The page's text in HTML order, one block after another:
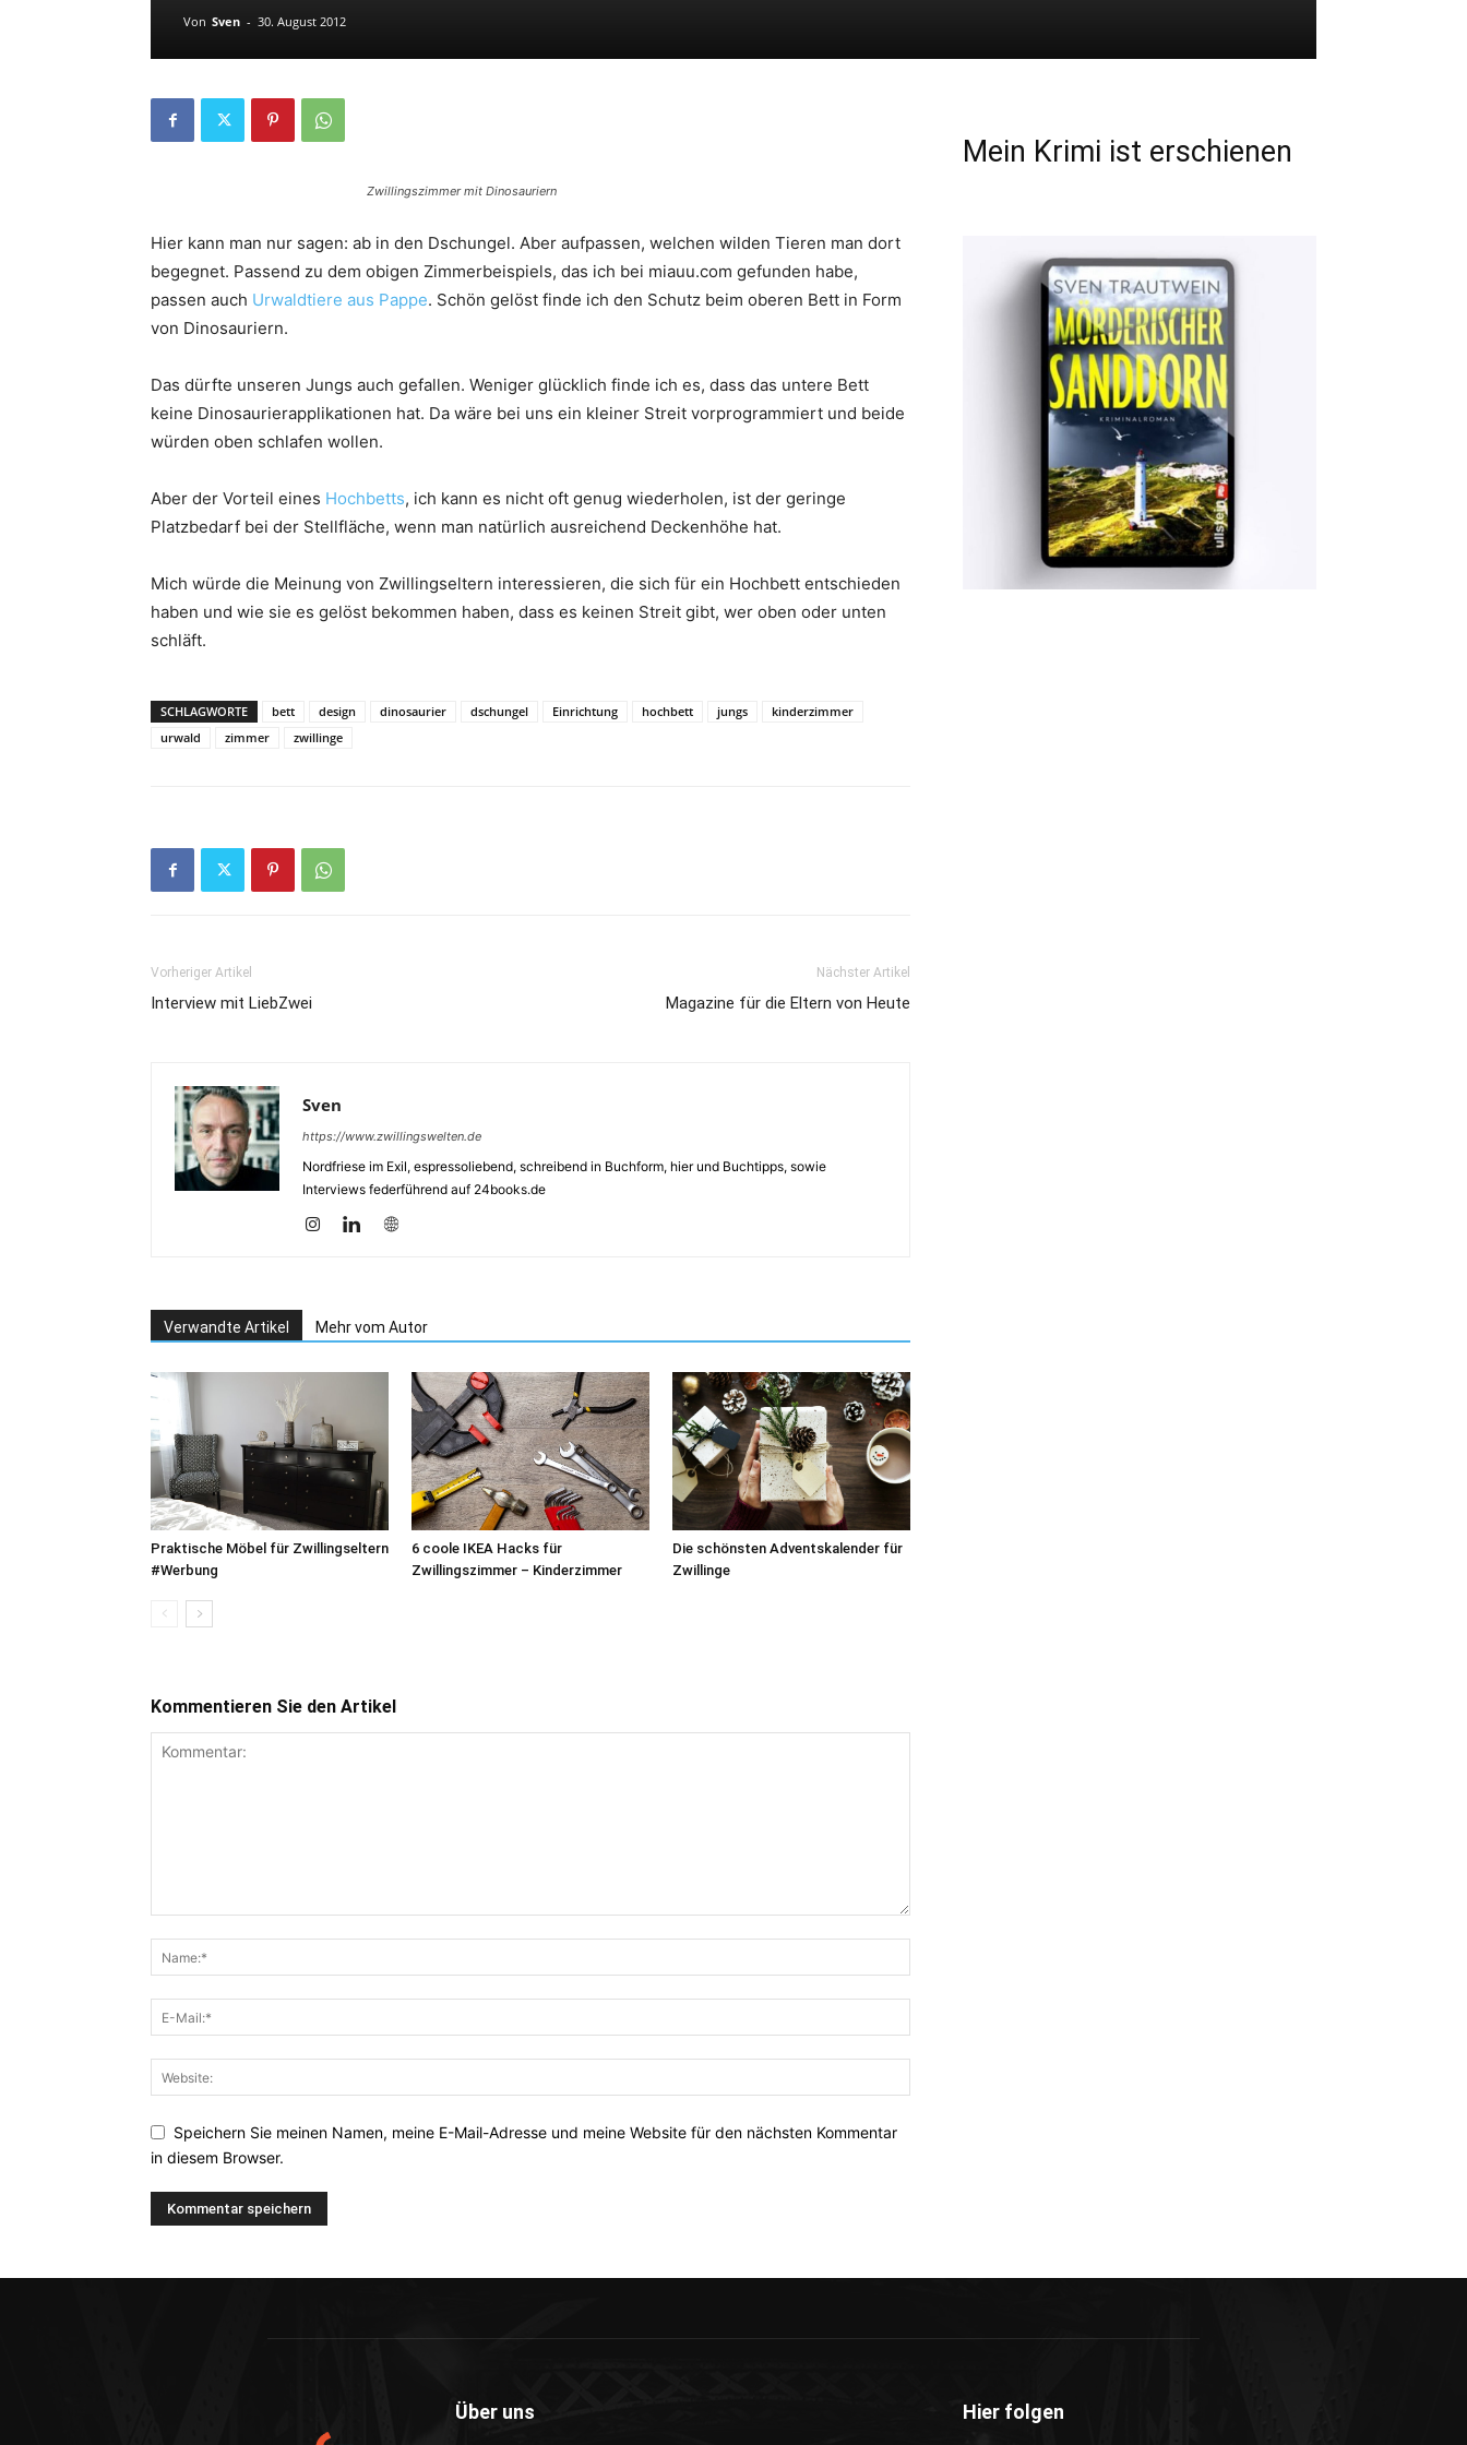
Von Sven - 30. August 2012
Zwillingszimmer mit Dinosauriern
Hier kann man nur sagen: ab in den Dschungel. Aber aufpassen, welchen wilden Tieren man dort
begegnet. Passend zu dem obigen Zimmerbeispiels, das ich bei miauu.com gefunden habe,
passen auch Urwaldtiere aus Pappe. Schön gelöst finde ich den Schutz beim oberen Bett in Form
von Dinosauriern.
Das dürfte unseren Jungs auch gefallen. Weniger glücklich finde ich es, dass das untere Bett
keine Dinosaurierapplikationen hat. Da wäre bei uns ein kleiner Streit vorprogrammiert und beide
würden oben schlafen wollen.
Aber der Vorteil eines Hochbetts, ich kann es nicht oft genug wiederholen, ist der geringe
Platzbedarf bei der Stellfläche, wenn man natürlich ausreichend Deckenhöhe hat.
Mich würde die Meinung von Zwillingseltern interessieren, die sich für ein Hochbett entschieden
haben und wie sie es gelöst bekommen haben, dass es keinen Streit gibt, wer oben oder unten
schläft.
SCHLAGWORTE bett design dinosaurier dschungel Einrichtung hochbett jungs
kinderzimmer
urwald
zimmer zwillinge
Vorheriger Artikel
Interview mit LiebZwei
Nächster Artikel
Magazine für die Eltern von Heute
Sven
https://www.zwillingswelten.de
Nordfriese im Exil, espressoliebend, schreibend in Buchform, hier und Buchtipps, sowie
Interviews federführend auf 24books.de
Verwandte Artikel Mehr vom Autor
Praktische Möbel für Zwillingseltern
#Werbung
6 coole IKEA Hacks für
Zwillingszimmer – Kinderzimmer
Die schönsten Adventskalender für
Zwillinge
Kommentieren Sie den Artikel
Speichern Sie meinen Namen, meine E-Mail-Adresse und meine Website für den nächsten Kommentar
in diesem Browser.
Mein Krimi ist erschienen
Über uns Hier folgen